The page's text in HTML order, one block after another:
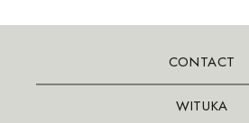
CONTACT
WITUKA